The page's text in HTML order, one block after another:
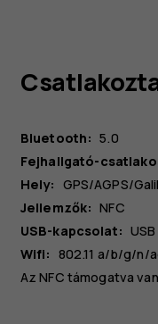
Bluetooth: 5.0
Fejhallgató-
Hely: GPS/AGPS/
Jellemzők: NFC
USB-kapcsolat:
Wifi: 802.11 a/b/g/n/
Az NFC támogatva van